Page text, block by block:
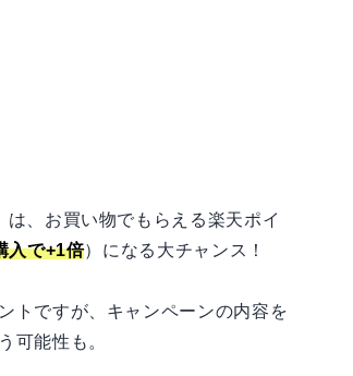
、お買い物でもらえる楽天ポイ
入で+1倍）になる大チャンス！
トですが、キャンペーンの内容を
可能性も。